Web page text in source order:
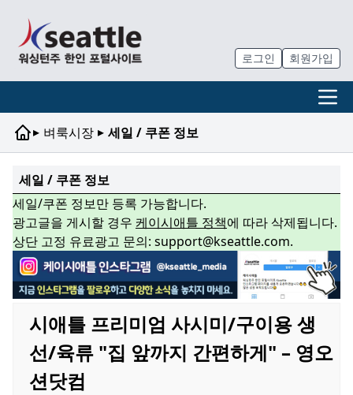
로그인 회원가입
▸ 벼룩시장 ▸ 세일 / 쿠폰 정보
세일 / 쿠폰 정보
세일/쿠폰 정보만 등록 가능합니다.
광고글을 게시할 경우 케이시애틀 정책에 따라 삭제됩니다.
상단 고정 유료광고 문의: support@kseattle.com.
시애틀 프리미엄 사시미/구이용 생
선/육류 "집 앞까지 간편하게" – 영오
션닷컴